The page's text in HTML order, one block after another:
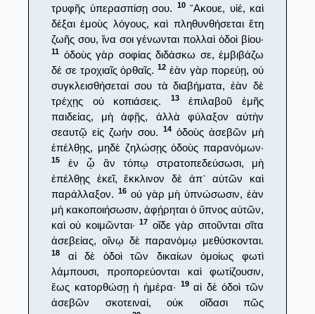
τρυφῆς ὑπερασπίσῃ σου.
10῎Ακουε, υἱέ, καὶ
δέξαι ἐμοὺς λόγους, καὶ πληθυνθήσεται ἔτη
ζωῆς σου, ἵνα σοι γένωνται πολλαὶ ὁδοὶ βίου·
11 ὁδοὺς γὰρ σοφίας διδάσκω σε, ἐμβιβάζω
δέ σε τροχιαῖς ὀρθαῖς. 12 ἐὰν γὰρ πορεύῃ, οὐ
συγκλεισθήσεταί σου τὰ διαβήματα, ἐὰν δὲ
τρέχῃς οὐ κοπιάσεις.
13ἐπιλαβοῦ ἐμῆς
παιδείας, μὴ ἀφῇς, ἀλλὰ φύλαξον αὐτὴν
σεαυτῷ εἰς ζωήν σου.
14 ὁδοὺς ἀσεβῶν μὴ
ἐπέλθῃς, μηδὲ ζηλώσῃς ὁδοὺς παρανόμων·
15
ἐν ᾧ ἂν τόπῳ στρατοπεδεύσωσι, μὴ
ἐπέλθῃς ἐκεῖ, ἔκκλινον δὲ ἀπ᾿ αὐτῶν καὶ
παράλλαξον. 16οὐ γὰρ μὴ ὑπνώσωσιν, ἐὰν
μὴ κακοποιήσωσιν, ἀφῄρηται ὁ ὕπνος αὐτῶν,
καὶ οὐ κοιμῶνται·17 οἵδε γὰρ σιτοῦνται σῖτα
ἀσεβείας, οἴνῳ δὲ παρανόμῳ μεθύσκονται.
18
αἱ δὲ ὁδοὶ τῶν δικαίων ὁμοίως φωτὶ
λάμπουσι, προπορεύονται καὶ φωτίζουσιν,
ἕως κατορθώσῃ ἡ ἡμέρα·
19αἱ δὲ ὁδοὶ τῶν
ἀσεβῶν σκοτειναί, οὐκ οἴδασι πῶς